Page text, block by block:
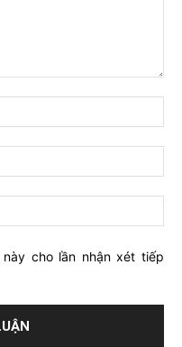
cho lần nhận xét tiếp